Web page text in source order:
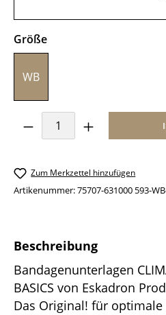
Größeauswählen
WB
Produkt Anzahl:
Zum Merkzettel hinzufügen
Artikenummer:75707-631000 593-
Beschreibung
Bandagenunterlagen
BASICS von Eskadron
Das Original! für